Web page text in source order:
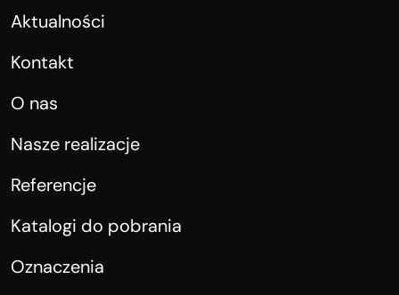
Aktualności
Kontakt
O nas
Nasze realizacje
Referencje
Katalogi do pobrania
Oznaczenia